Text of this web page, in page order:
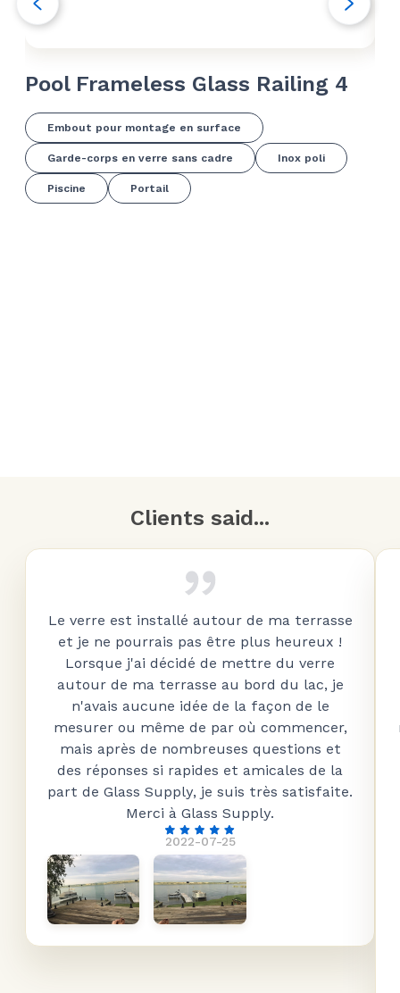
Pool Frameless Glass Railing 4
Embout pour montage en surface
Garde-corps en verre sans cadre Inox poli
Piscine Portail
Clients said...
2022-07-25
Le verre est installé autour de ma terrasse
et je ne pourrais pas être plus heureux !
Lorsque j'ai décidé de mettre du verre
autour de ma terrasse au bord du lac, je
n'avais aucune idée de la façon de le
mesurer ou même de par où commencer,
mais après de nombreuses questions et
des réponses si rapides et amicales de la
part de Glass Supply, je suis très satisfaite.
Merci à Glass Supply.